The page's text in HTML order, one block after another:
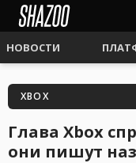
НОВОСТИ
XBOX
Глава Xbox
они пишут